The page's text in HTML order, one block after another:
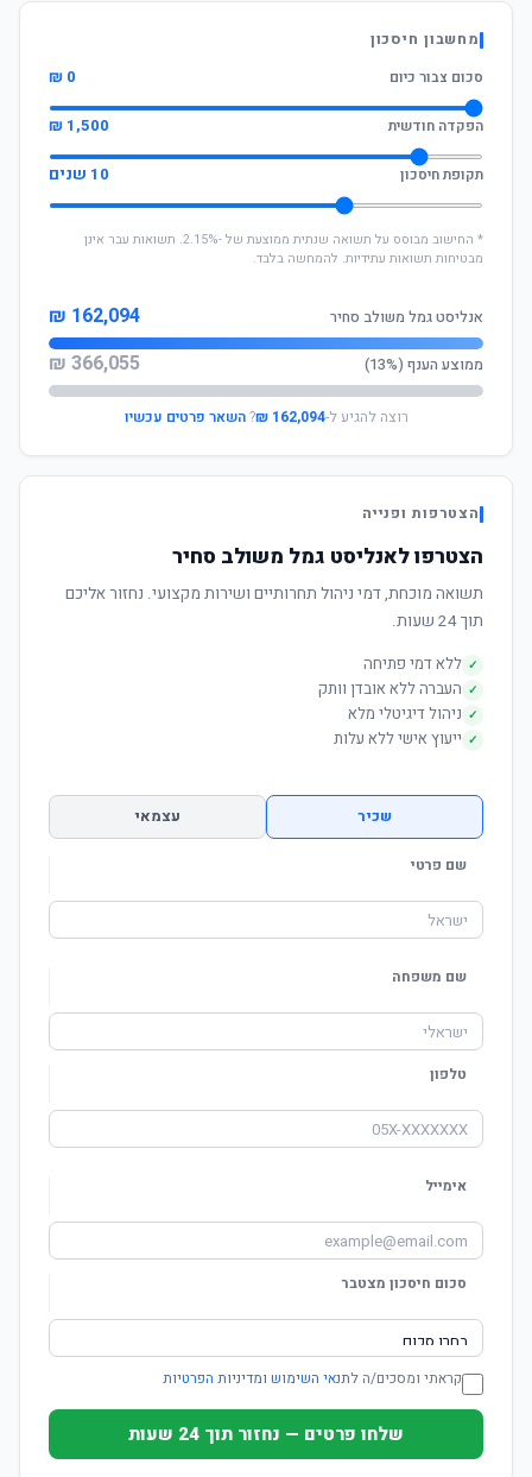
מחשבון חיסכון
סכום צבור כיום
0 ₪
הפקדה חודשית 1,500 ₪
תקופת חיסכון 10 שנים
* החישוב מבוסס על תשואה שנתית ממוצעת של -2.15%. תשואות עבר אינן
מבטיחות תשואות עתידיות. להמחשה בלבד.
אנליסט גמל משולב סחיר 162,094 ₪
ממוצע הענף (13%) 366,055 ₪
רוצה להגיע ל-162,094 ₪
?השאר פרטים עכשיו
הצטרפות ופנייה
הצטרפו לאנליסט גמל משולב סחיר
תשואה מוכחת, דמי ניהול תחרותיים ושירות מקצועי. נחזור אליכם
תוך 24 שעות.
✓ ללא דמי פתיחה
✓ העברה ללא אובדן וותק
✓ ניהול דיגיטלי מלא
✓ ייעוץ אישי ללא עלות
שכיר עצמאי
שם פרטי
שם משפחה
טלפון
אימייל
סכום חיסכון מצטבר
קראתי ומסכים/ה לתנאי השימוש ומדיניות הפרטיות
שלחו פרטים — נחזור תוך 24 שעות